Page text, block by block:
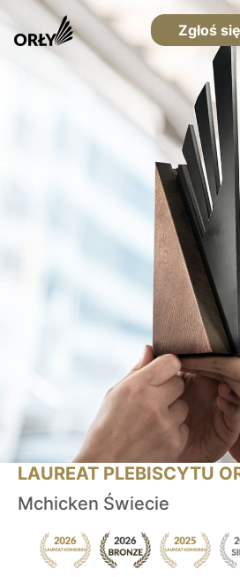
Zgłoś się
LAUREAT PLEBISCYTU
Mchicken Świecie